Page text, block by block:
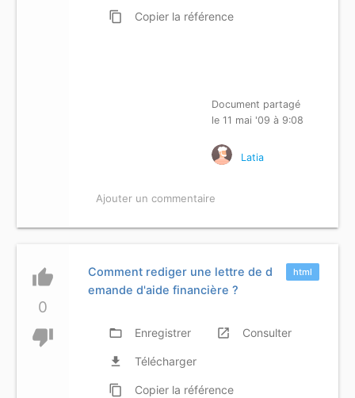
content_copy Copier la référence
Document partagé
le 11 mai '09 à 9:08
Latia
Ajouter un commentaire
thumb_up
0
thumb_down
html
Comment rediger une lettre de d
emande d'aide financière ?
folder_open Enregistrer launch Consulter
file_download Télécharger
content_copy Copier la référence